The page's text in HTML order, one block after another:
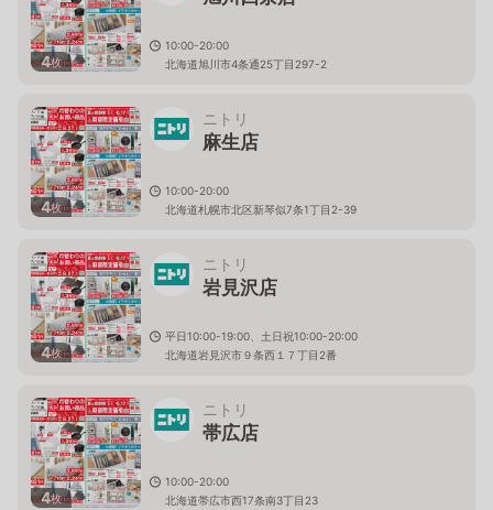
4枚
10:00-20:00
北海道旭川市4条通25丁目297-2
4枚
ニトリ
麻生店
10:00-20:00
北海道札幌市北区新琴似7条1丁目2-39
4枚
ニトリ
岩見沢店
平日10:00-19:00、土日祝10:00-20:00
北海道岩見沢市９条西１７丁目2番
4枚
ニトリ
帯広店
10:00-20:00
北海道帯広市西17条南3丁目23